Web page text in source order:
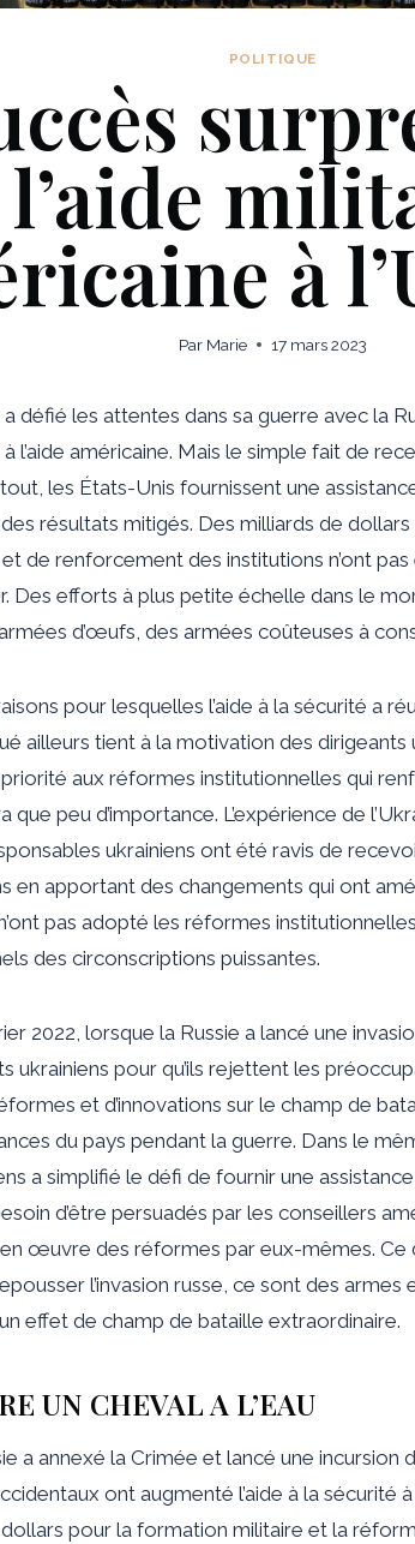
POLITIQUE
l’aide
à
Par Marie 17 mars 2023
a défié les attentes dans sa guerre avec la
l’aide américaine. Mais le simple fait de
les États-Unis fournissent une
résultats mitigés. Des milliards de dollars
de renforcement des institutions n’ont pas
Des efforts à plus petite échelle dans le
d’œufs, des armées coûteuses à
pour lesquelles l’aide à la sécurité a
ailleurs tient à la motivation des dirigeants
aux réformes institutionnelles qui
que peu d’importance. L’expérience de
ukrainiens ont été ravis de
en apportant des changements qui ont
pas adopté les réformes
des circonscriptions puissantes.
2022, lorsque la Russie a lancé une
ukrainiens pour qu’ils rejettent les
et d’innovations sur le champ de
du pays pendant la guerre. Dans le
a simplifié le défi de fournir une
d’être persuadés par les conseillers
œuvre des réformes par eux-mêmes. Ce
l’invasion russe, ce sont des armes
effet de champ de bataille extraordinaire.
UN CHEVAL A L’EAU
a annexé la Crimée et lancé une incursion
ont augmenté l’aide à la sécurité
pour la formation militaire et la